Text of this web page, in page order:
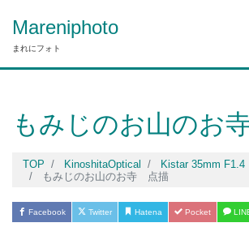
Mareniphoto
まれにフォト
もみじのお山のお
TOP KinoshitaOptical
Kistar 35mm F1.4
もみじのお山のお寺 点描
Facebook Twitter Hatena Pocket